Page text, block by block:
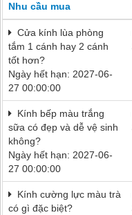
Nhu cầu mua
Cửa kính lùa phòng
tắm 1 cánh hay 2 cánh
tốt hơn?
Ngày hết hạn: 2027-06-
27 00:00:00
Kính bếp màu trắng
sữa có đẹp và dễ vệ sinh
không?
Ngày hết hạn: 2027-06-
27 00:00:00
Kính cường lực màu trà
có gì đặc biệt?